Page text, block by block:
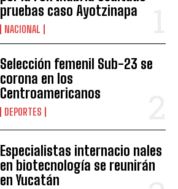
pruebas caso Ayotzinapa
NACIONAL
Selección femenil Sub-23 se
corona en los
Centroamericanos
DEPORTES
Especialistas internacio nales
en biotecnología se reunirán
en Yucatán